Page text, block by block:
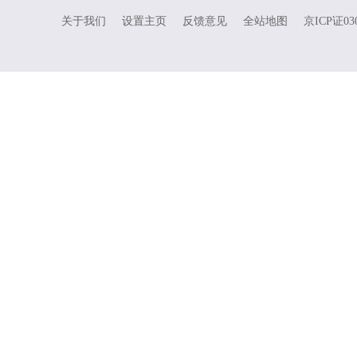
关于我们 设置主页 反馈意见 全站地图 京ICP证